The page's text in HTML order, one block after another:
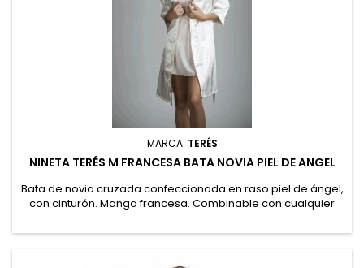
MARCA: TERÉS
NINETA TERÉS M FRANCESA BATA NOVIA PIEL DE ANGEL
Bata de novia cruzada confeccionada en raso piel de ángel,
con cinturón. Manga francesa. Combinable con cualquier